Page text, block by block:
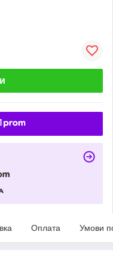
Оплата Умови